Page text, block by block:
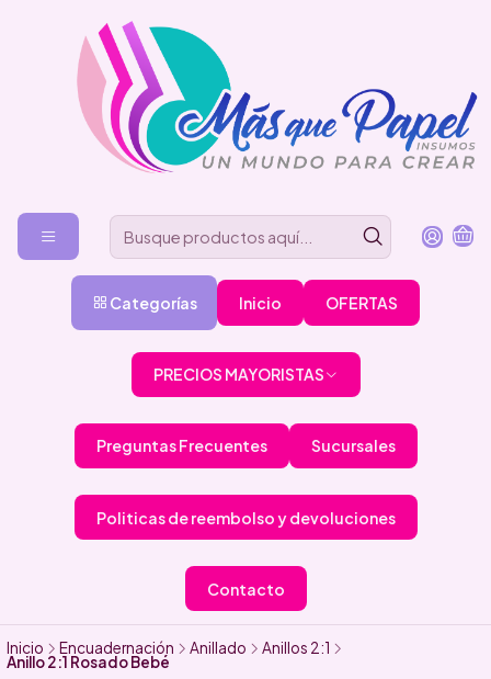
Categorías Inicio OFERTAS
PRECIOS MAYORISTAS
Preguntas Frecuentes Sucursales
Politicas de reembolso y devoluciones
Contacto
Inicio Encuadernación Anillado Anillos 2:1
Anillo 2:1 Rosado Bebé